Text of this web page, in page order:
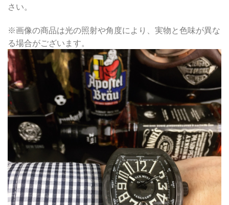
さい。
※画像の商品は光の照射や角度により、実物と色味が異な
る場合がございます。